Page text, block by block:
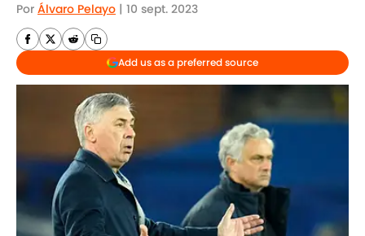
Por Álvaro Pelayo | 10 sept. 2023
Add us as a preferred source